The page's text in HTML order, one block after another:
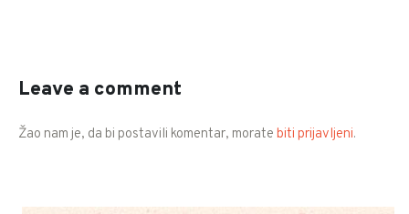
Leave a comment
Žao nam je, da bi postavili komentar, morate biti prijavljeni.